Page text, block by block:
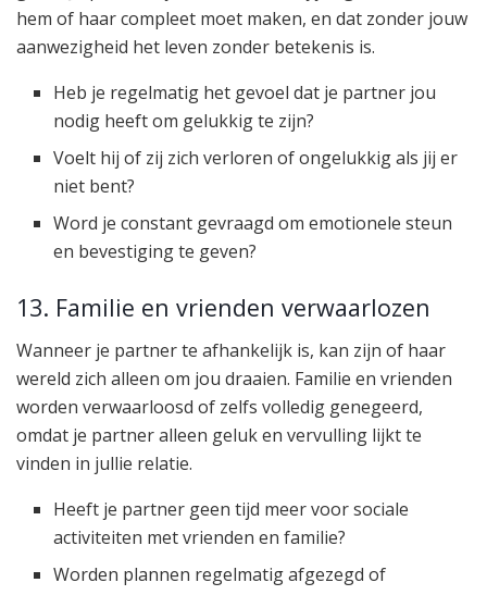
hem of haar compleet moet maken, en dat zonder jouw
aanwezigheid het leven zonder betekenis is.
Heb je regelmatig het gevoel dat je partner jou
nodig heeft om gelukkig te zijn?
Voelt hij of zij zich verloren of ongelukkig als jij er
niet bent?
Word je constant gevraagd om emotionele steun
en bevestiging te geven?
13. Familie en vrienden verwaarlozen
Wanneer je partner te afhankelijk is, kan zijn of haar
wereld zich alleen om jou draaien. Familie en vrienden
worden verwaarloosd of zelfs volledig genegeerd,
omdat je partner alleen geluk en vervulling lijkt te
vinden in jullie relatie.
Heeft je partner geen tijd meer voor sociale
activiteiten met vrienden en familie?
Worden plannen regelmatig afgezegd of